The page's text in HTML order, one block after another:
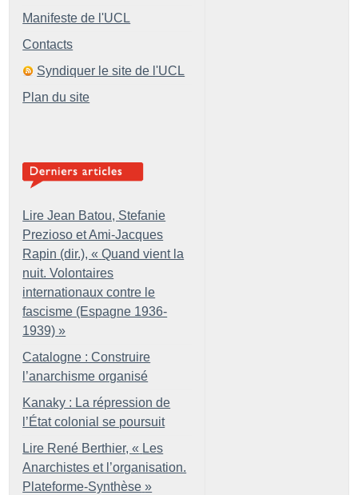
Manifeste de l'UCL
Contacts
Syndiquer le site de l'UCL
Plan du site
Lire Jean Batou, Stefanie
Prezioso et Ami-Jacques
Rapin (dir.), « Quand vient la
nuit. Volontaires
internationaux contre le
fascisme (Espagne 1936-
1939) »
Catalogne : Construire
l’anarchisme organisé
Kanaky : La répression de
l’État colonial se poursuit
Lire René Berthier, « Les
Anarchistes et l’organisation.
Plateforme-Synthèse »